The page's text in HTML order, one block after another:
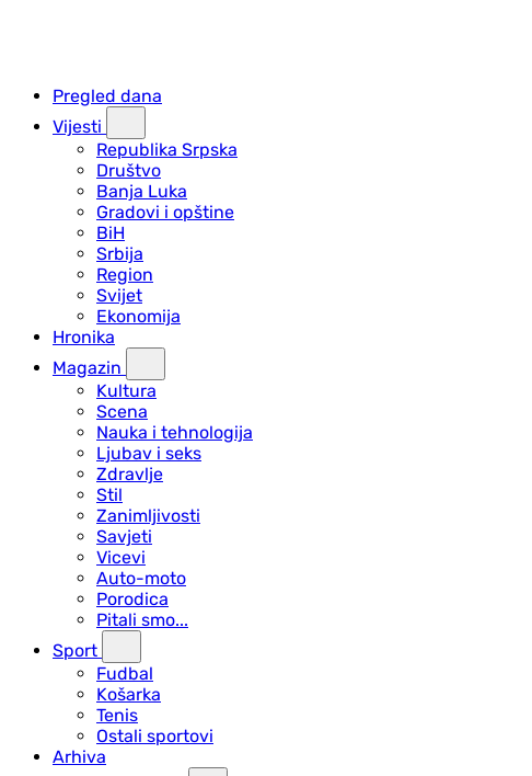
Pregled dana
Vijesti
Republika Srpska
Društvo
Banja Luka
Gradovi i opštine
BiH
Srbija
Region
Svijet
Ekonomija
Hronika
Magazin
Kultura
Scena
Nauka i tehnologija
Ljubav i seks
Zdravlje
Stil
Zanimljivosti
Savjeti
Vicevi
Auto-moto
Porodica
Pitali smo...
Sport
Fudbal
Košarka
Tenis
Ostali sportovi
Arhiva